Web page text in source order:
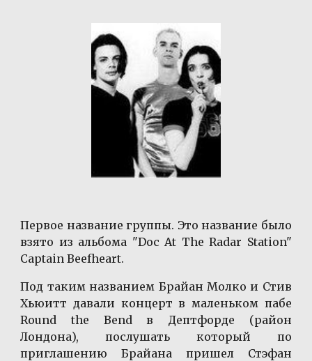
Первое название группы. Это название было
взято из альбома "Doc At The Radar Station"
Captain Beefheart.
Под таким названием Брайан Молко и Стив
Хьюитт давали концерт в маленьком пабе
Round the Bend в Дептфорде (район
Лондона), послушать который по
приглашению Брайана пришел Стэфан